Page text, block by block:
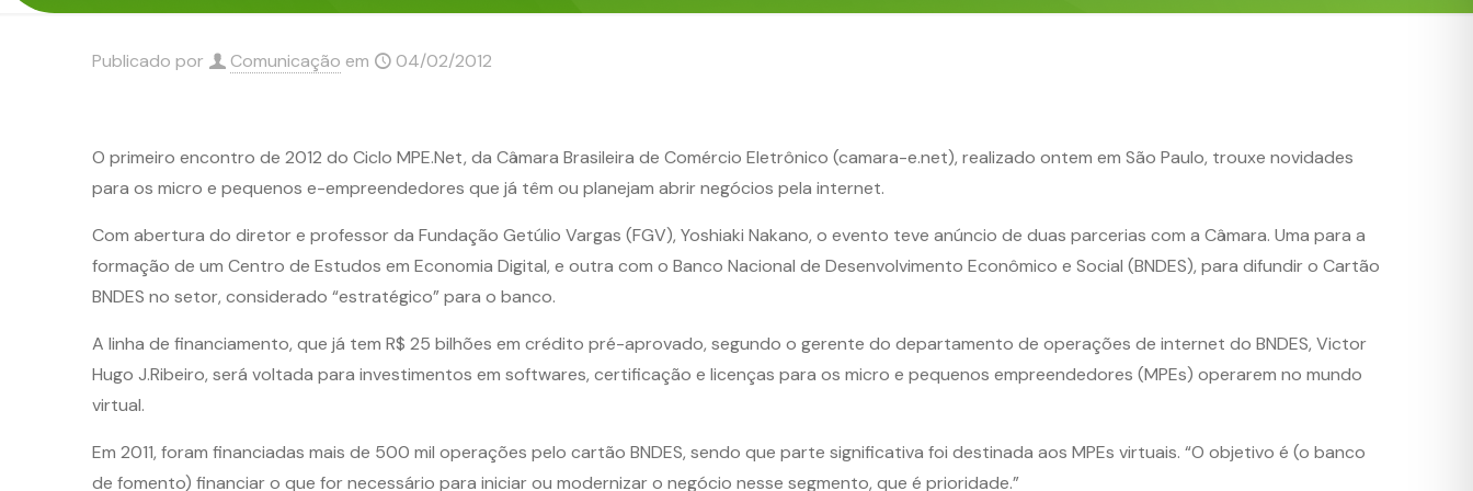
Publicado por Comunicação em 04/02/2012
O primeiro encontro de 2012 do Ciclo MPE.Net, da Câmara Brasileira de Comércio Eletrônico (camara-e.net), realizado ontem em São Paulo, trouxe novidades
para os micro e pequenos e-empreendedores que já têm ou planejam abrir negócios pela internet.
Com abertura do diretor e professor da Fundação Getúlio Vargas (FGV), Yoshiaki Nakano, o evento teve anúncio de duas parcerias com a Câmara. Uma para a
formação de um Centro de Estudos em Economia Digital, e outra com o Banco Nacional de Desenvolvimento Econômico e Social (BNDES), para difundir o Cartão
BNDES no setor, considerado “estratégico” para o banco.
A linha de financiamento, que já tem R$ 25 bilhões em crédito pré-aprovado, segundo o gerente do departamento de operações de internet do BNDES, Victor
Hugo J.Ribeiro, será voltada para investimentos em softwares, certificação e licenças para os micro e pequenos empreendedores (MPEs) operarem no mundo
virtual.
Em 2011, foram financiadas mais de 500 mil operações pelo cartão BNDES, sendo que parte significativa foi destinada aos MPEs virtuais. “O objetivo é (o banco
de fomento) financiar o que for necessário para iniciar ou modernizar o negócio nesse segmento, que é prioridade.”